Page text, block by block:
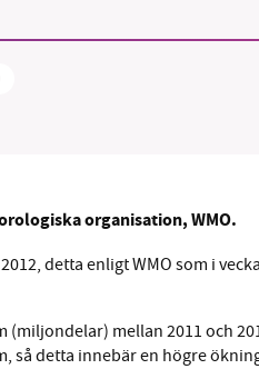
organisation, WMO.
detta enligt WMO som i
(miljondelar) mellan 2011 och
så detta innebär en högre
för en hållbar framtid.
drivit miljödebatten
och granskningar. Nu vill
och vi hoppas att du vill